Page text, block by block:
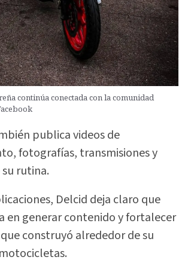
continúa conectada con la comunidad
publica videos de
fotografías, transmisiones y
rutina.
Delcid deja claro que
en generar contenido y fortalecer
construyó alrededor de su